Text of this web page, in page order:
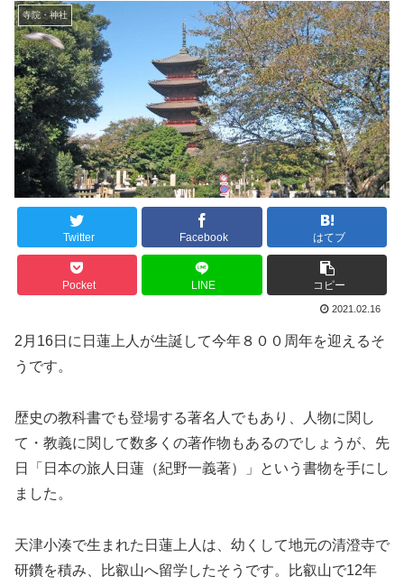
寺院・神社
Twitter Facebook はてブ
Pocket LINE コピー
2021.02.16
2月16日に日蓮上人が生誕して今年８００周年を迎えるそ
うです。
歴史の教科書でも登場する著名人でもあり、人物に関し
て・教義に関して数多くの著作物もあるのでしょうが、先
日「日本の旅人日蓮（紀野一義著）」という書物を手にし
ました。
天津小湊で生まれた日蓮上人は、幼くして地元の清澄寺で
研鑽を積み、比叡山へ留学したそうです。比叡山で12年